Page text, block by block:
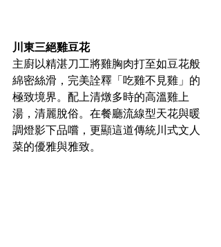
川東三絕雞豆花
主廚以精湛刀工將雞胸肉打至如豆花般
綿密絲滑，完美詮釋「吃雞不見雞」的
極致境界。配上清燉多時的高溫雞上
湯，清麗脫俗。在餐廳流線型天花與暖
調燈影下品嚐，更顯這道傳統川式文人
菜的優雅與雅致。